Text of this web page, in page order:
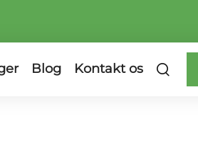
Blog Kontakt os